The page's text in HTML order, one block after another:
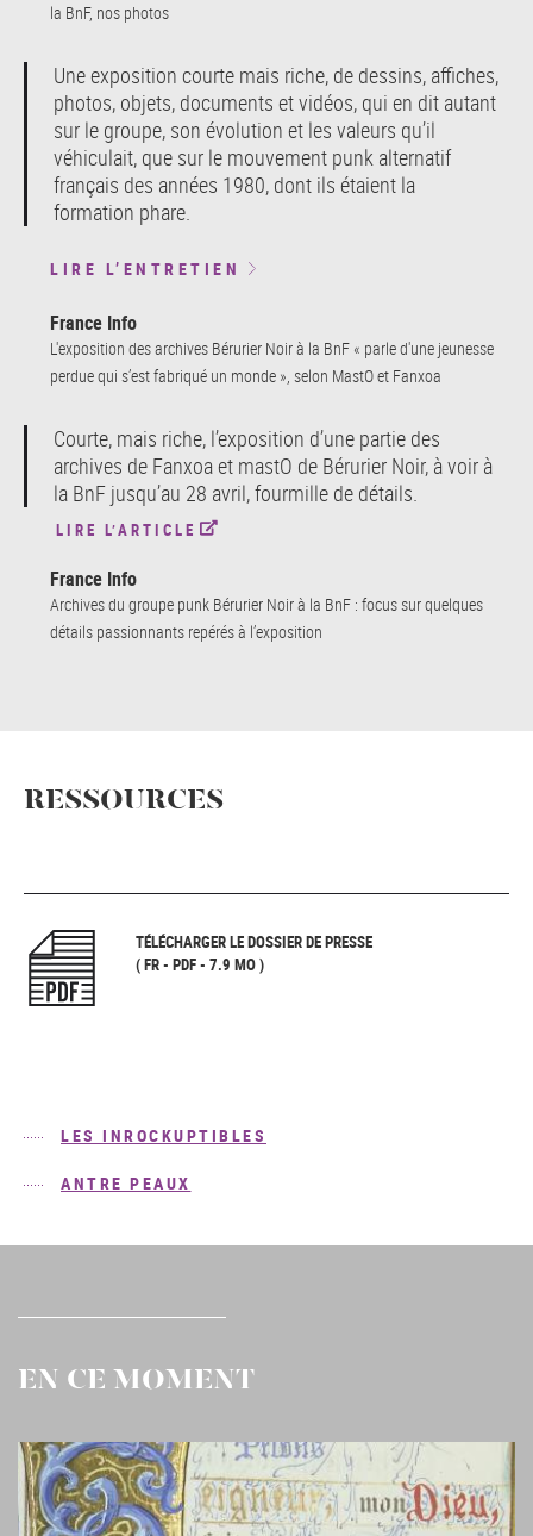
la BnF, nos photos
Une exposition courte mais riche, de dessins, affiches,
photos, objets, documents et vidéos, qui en dit autant
sur le groupe, son évolution et les valeurs qu’il
véhiculait, que sur le mouvement punk alternatif
français des années 1980, dont ils étaient la
formation phare.
LIRE L’ENTRETIEN
France Info
L'exposition des archives Bérurier Noir à la BnF « parle d'une jeunesse
perdue qui s’est fabriqué un monde », selon MastO et Fanxoa
Courte, mais riche, l’exposition d’une partie des
archives de Fanxoa et mastO de Bérurier Noir, à voir à
la BnF jusqu’au 28 avril, fourmille de détails.
LIRE L’ARTICLE
France Info
Archives du groupe punk Bérurier Noir à la BnF : focus sur quelques
détails passionnants repérés à l’exposition
RESSOURCES
TÉLÉCHARGER LE DOSSIER DE PRESSE
( FR - PDF - 7.9 MO )
LES INROCKUPTIBLES
ANTRE PEAUX
EN CE MOMENT